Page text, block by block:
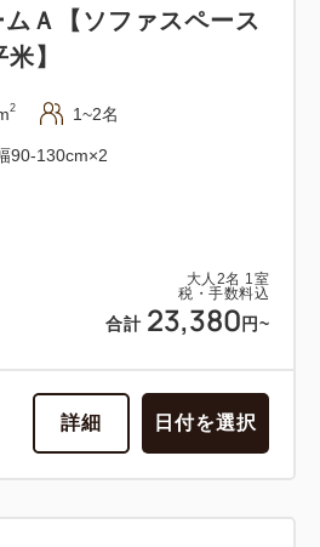
大人 2名 1 室
税・手数料込
合計 23,380 円~
Ａ【ソファスペース
】
2 1~2名
90-130cm×2
詳細 日付を選択